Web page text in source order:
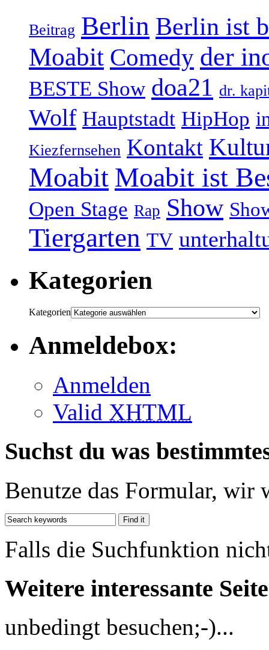
Beitrag Berlin Berlin ist
Moabit Comedy der
BESTE Show doa21 dr.
Wolf Hauptstadt HipHop
Kiezfernsehen Kontakt
Moabit Moabit ist
Open Stage Rap Show
Tiergarten TV
Kategorien
Kategorien
Anmeldebox:
Anmelden
Valid XHTML
Suchst du was
Benutze das Formular, wir
Falls die Suchfunktion
Weitere interessante
unbedingt besuchen;-)...